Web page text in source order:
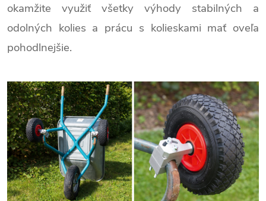
okamžite využiť všetky výhody stabilných a
odolných kolies a prácu s kolieskami mať oveľa
pohodlnejšie.